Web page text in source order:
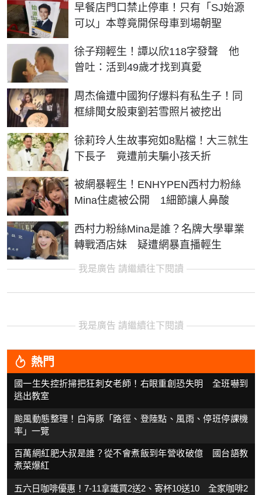
早餐店門口禁止停車！只有「SJ始源
可以」本尊竟開保母車到場朝聖
徐子翔輕生！譚以欣118字發聲 他
曾吐：活到49歲才找到真愛
周杰倫遭中國狗仔爆料有私生子！同
框緋聞女股東劉若雪照片被挖出
徐莉玲人生故事宛如8點檔！大三就生
下長子 竟遭前夫騙小孩夭折
被網暴輕生！ENHYPEN西村力粉絲
Mina住處被公開 1細節讓人鼻酸
西村力粉絲Mina是誰？名牌大學畢業
轉戰酒店妹 疑遭網暴直播輕生
我是廣告 請繼續往下閱讀
我是廣告 請繼續往下閱讀
熱門
國一生失控折掃把狂刺女老師！右眼重創恐失明 全班嚇到
逃出教室
颱風動態整理！白海豚「路徑、登陸點、風雨、停班停課機
率」一覽
百萬網紅肥大叔是誰？從不會煮飯到年營收破億 國台語教
煮菜爆紅
五六日咖啡優惠！7-11拿鐵買2送2、寄杯10送10 全家咖啡2